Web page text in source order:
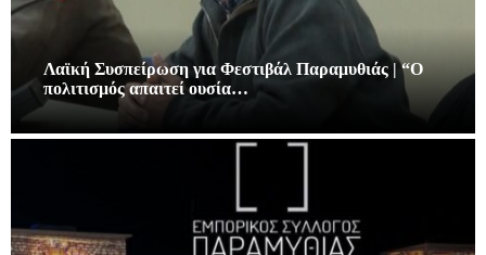
Λαϊκή Συσπείρωση για Φεστιβάλ Παραμυθιάς | “Ο
πολιτισμός απαιτεί ουσία…